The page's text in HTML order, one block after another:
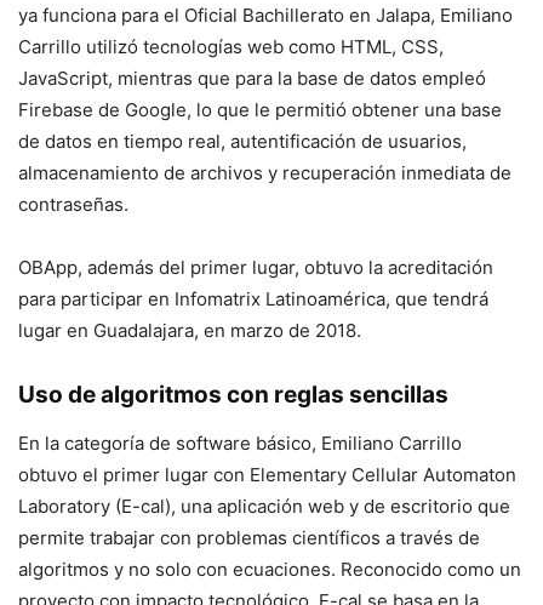
ya funciona para el Oficial Bachillerato en Jalapa, Emiliano
Carrillo utilizó tecnologías web como HTML, CSS,
JavaScript, mientras que para la base de datos empleó
Firebase de Google, lo que le permitió obtener una base
de datos en tiempo real, autentificación de usuarios,
almacenamiento de archivos y recuperación inmediata de
contraseñas.
OBApp, además del primer lugar, obtuvo la acreditación
para participar en Infomatrix Latinoamérica, que tendrá
lugar en Guadalajara, en marzo de 2018.
Uso de algoritmos con reglas sencillas
En la categoría de software básico, Emiliano Carrillo
obtuvo el primer lugar con Elementary Cellular Automaton
Laboratory (E-cal), una aplicación web y de escritorio que
permite trabajar con problemas científicos a través de
algoritmos y no solo con ecuaciones. Reconocido como un